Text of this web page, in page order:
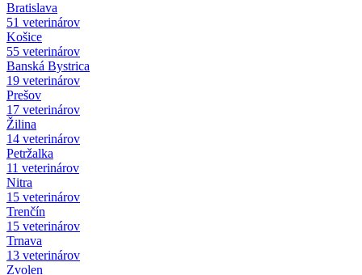
Bratislava
51 veterinárov
Košice
55 veterinárov
Banská Bystrica
19 veterinárov
Prešov
17 veterinárov
Žilina
14 veterinárov
Petržalka
11 veterinárov
Nitra
15 veterinárov
Trenčín
15 veterinárov
Trnava
13 veterinárov
Zvolen